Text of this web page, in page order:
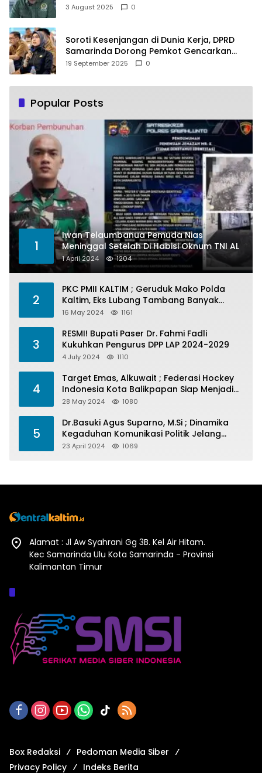
PLTSA
3 August 2025 0
Soroti Kesenjangan di Dunia Kerja, DPRD
Samarinda Dorong Pemkot Gencarkan
Pemberdayaan Perempuan
19 September 2025 0
Popular Posts
1
Iwan Telaumbanua Pemuda Nias
Meninggal Setelah Di Habisi Oknum TNI AL
1 April 2024 1204
2
PKC PMII KALTIM ; Geruduk Mako Polda
Kaltim, Eks Lubang Tambang Banyak
Menelan Korban
16 May 2024 1161
3
RESMI! Bupati Paser Dr. Fahmi Fadli
Kukuhkan Pengurus DPP LAP 2024-2029
4 July 2024 1110
4
Target Emas, Alkuwait ; Federasi Hockey
Indonesia Kota Balikpapan Siap Menjadi
Barometer Prestasi Di Kaltim
28 May 2024 1080
5
Dr.Basuki Agus Suparno, M.Si ; Dinamika
Kegaduhan Komunikasi Politik Jelang
Pesta Politik 2024
23 April 2024 1069
Alamat : Jl Aw Syahrani Gg 3B. Kel Air Hitam.
Kec Samarinda Ulu Kota Samarinda - Provinsi
Kalimantan Timur
Box Redaksi
Pedoman Media Siber
Privacy Policy
Indeks Berita